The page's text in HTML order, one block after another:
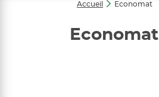
Accueil Economat
Economat